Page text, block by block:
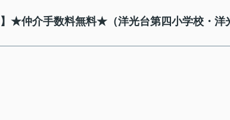
★仲介手数料無料★（洋光台第四小学校・洋